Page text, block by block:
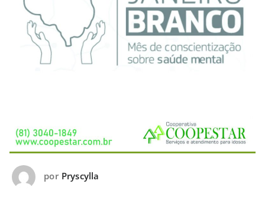
por Pryscylla